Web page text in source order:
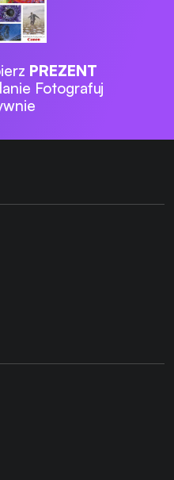
PREZENT
Fotografuj